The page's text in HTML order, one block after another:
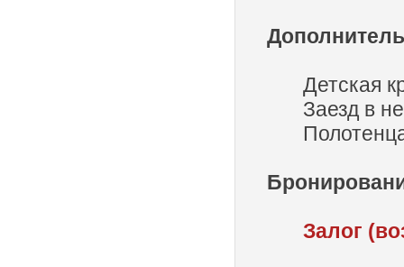
Детская
Заезд в
Залог